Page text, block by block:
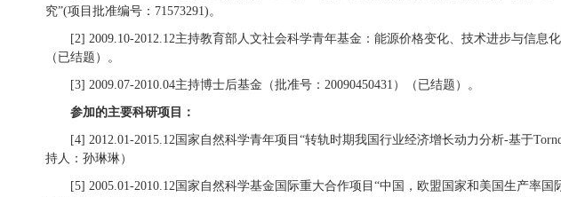
究”(项目批准编号：71573291)。
[2] 2009.10-2012.12主持教育部人文社会科学青年基金：能源价格变化、技术进步与信息
（已结题）。
[3] 2009.07-2010.04主持博士后基金（批准号：20090450431）（已结题）。
参加的主要科研项目：
[4] 2012.01-2015.12国家自然科学青年项目“转轨时期我国行业经济增长动力分析-基于
持人：孙琳琳）
[5] 2005.01-2010.12国家自然科学基金国际重大合作项目“中国，欧盟国家和美国生产率